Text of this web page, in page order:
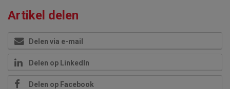
Artikel delen
Delen via e-mail
Delen op LinkedIn
Delen op Facebook